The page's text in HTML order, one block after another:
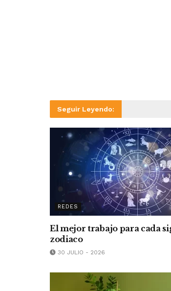
Seguir Leyendo:
REDES
El mejor trabajo para cada
zodiaco
30 JULIO - 2026